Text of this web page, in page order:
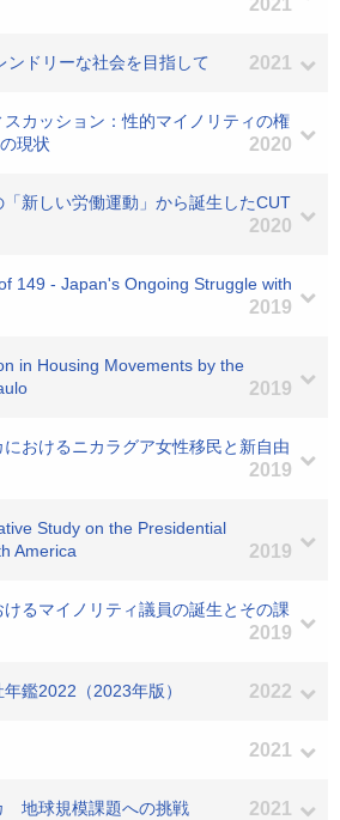
2021
ンドリーな社会を目指して 2021
カッション：性的マイノリティの権
現状
2020
新しい労働運動」から誕生したCUT
2020
149 - Japan's Ongoing Struggle with
2019
in Housing Movements by the
2019
おけるニカラグア女性移民と新自由
2019
Study on the Presidential
America
2019
るマイノリティ議員の誕生とその課
2019
鑑2022（2023年版） 2022
2021
地球規模課題への挑戦 2021